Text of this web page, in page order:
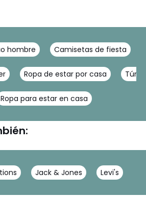
hombre Camisetas de fiesta
Ropa de estar por casa
Ropa para estar en casa
Jack & Jones Levi's